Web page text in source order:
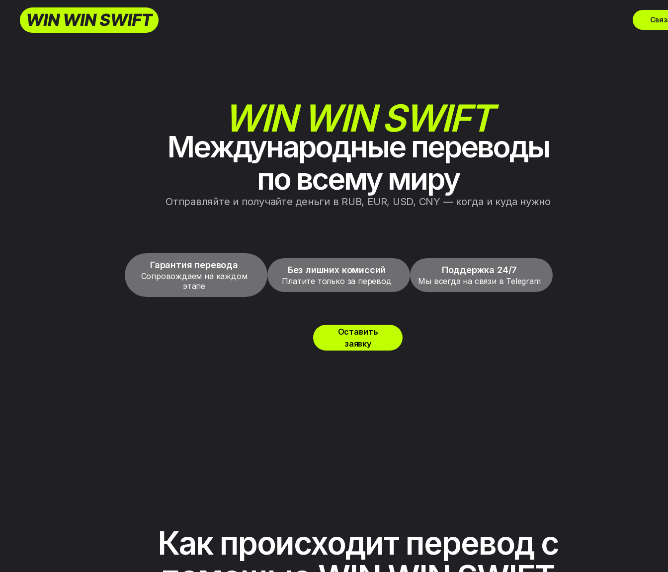
WIN WIN SWIFT
Международные переводы
по всему миру
Отправляйте и получайте деньги в RUB, EUR, USD, CNY — когда и куда нужно
Гарантия перевода
Сопровождаем на каждом
этапе
Без лишних комиссий
Платите только за перевод
Поддержка 24/7
Мы всегда на связи в Telegram
Оставить
заявку
Как происходит перевод с